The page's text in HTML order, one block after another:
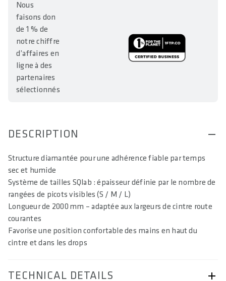
Nous
faisons don
de 1 % de
notre chiffre
d’affaires en
ligne à des
partenaires
sélectionnés
DESCRIPTION
Structure diamantée pour une adhérence fiable par temps
sec et humide
Système de tailles SQlab : épaisseur définie par le nombre de
rangées de picots visibles (S / M / L)
Longueur de 2000 mm – adaptée aux largeurs de cintre route
courantes
Favorise une position confortable des mains en haut du
cintre et dans les drops
TECHNICAL DETAILS